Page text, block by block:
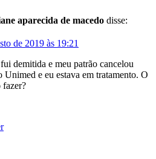
aparecida de macedo disse:
de 2019 às 19:21
demitida e meu patrão cancelou
Unimed e eu estava em tratamento. O
fazer?